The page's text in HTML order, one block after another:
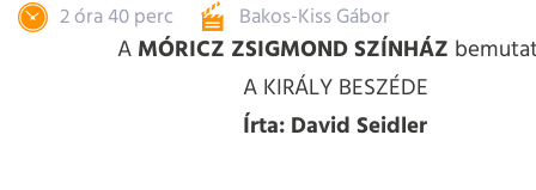
2 óra 40 perc Bakos-Kiss Gábor
AMÓRICZ ZSIGMOND SZÍNHÁZ
A KIRÁLY BESZÉDE
Írta: David Seidler